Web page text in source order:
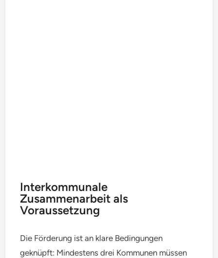
Interkommunale
Zusammenarbeit als
Voraussetzung
Die Förderung ist an klare Bedingungen
geknüpft: Mindestens drei Kommunen müssen